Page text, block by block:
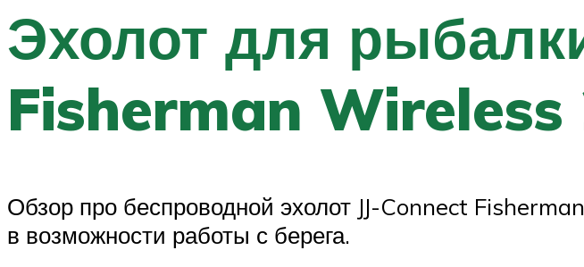
Эхолот для
Fisherman Wireless
Обзор про беспроводной эхолот JJ-Connect
в возможности работы с берега.